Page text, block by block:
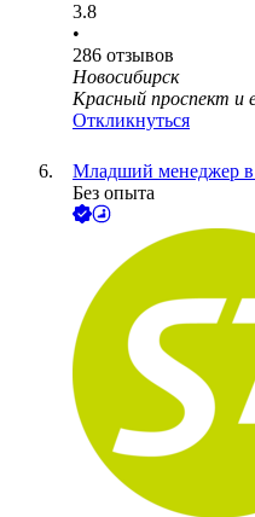
3.8
•
286 отзывов
Новосибирск
Красный проспект и
Откликнуться
Младший менеджер в
Без опыта